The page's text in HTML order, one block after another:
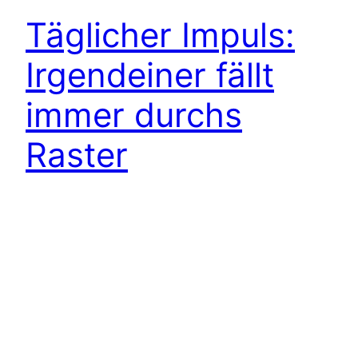
Täglicher Impuls:
Irgendeiner fällt
immer durchs
Raster